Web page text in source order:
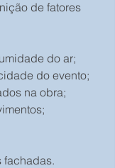
de fatores
do ar;
do evento;
na obra;
fachadas.